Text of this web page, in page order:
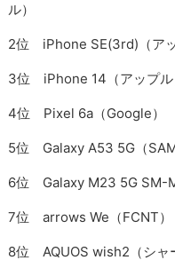
ル）
2位 iPhone SE(3rd)（アッ
3位 iPhone 14（アップル
4位 Pixel 6a（Google）
5位 Galaxy A53 5G（
6位 Galaxy M23 5G SM-
7位 arrows We（FCNT）
8位 AQUOS wish2（シャ